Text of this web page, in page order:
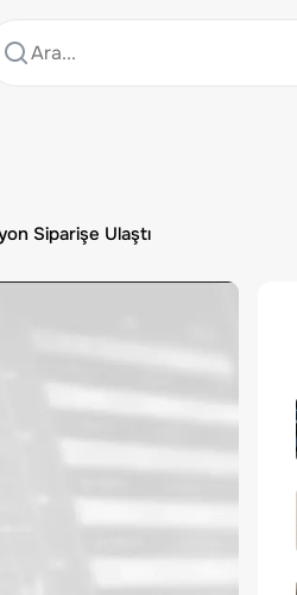
Siparişe Ulaştı